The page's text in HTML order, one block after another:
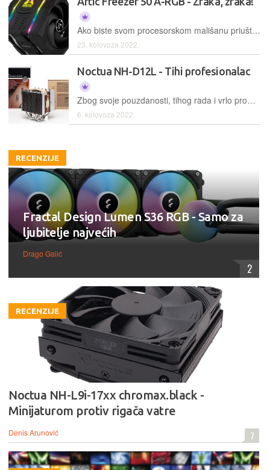
Ako biste svom procesorskom mališanu priuštili hladovinu, ali ne biste baš platili za vodeno hlađenje koje, da budemo iskreni, većina korisnika ionako ne može baš jednostavno staviti u svoja kućišta, onda je rješenje neko od naprednijih zračnih hlađenja. U ovom slučaju, to je Artic Freezer 50 s A-RGB kontrolerom
23. kolovoza 2022.
Noctua NH-D12L - Tihi profesionalac
Zbog svoje pouzdanosti, tihog rada i vrlo promišljenog dizajna, iza kojega se nalaze vrlo kvalitetna inženjerska rješenja, Noctuini hladnjaci već godinama slove za vrlo pouzdane, praktične, i klasu za sebe u toj kategoriji računalne opreme. Na test nam je došao model iz naslova, smanjene visine, pogodan za ugradnju u uža kućišta raznih tipova
6. kolovoza 2022.
RECENZIJE
Fractal Design Lumen S36 RGB - Samo za
ljubitelje najvećih
Drago Galić
2
RECENZIJE
Noctua NH-L9i-17xx chromax.black -
Minijaturom protiv rigača vatre
Denis Arunović 7